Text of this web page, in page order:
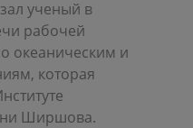
ученый в
рабочей
океаническим и
которая
Ширшова.